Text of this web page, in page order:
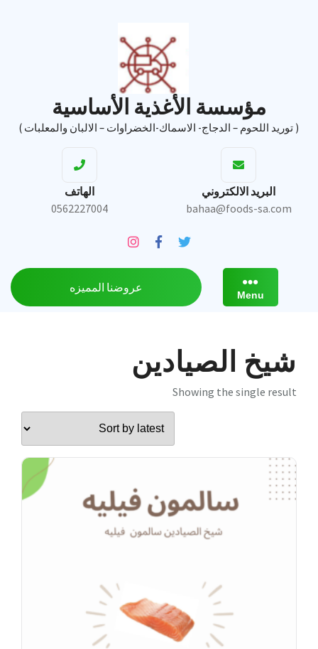
مؤسسة الأغذية الأساسية
( توريد اللحوم – الدجاج- الاسماك-الخضراوات – الالبان والمعلبات )
البريد الالكتروني
bahaa@foods-sa.com
الهاتف
0562227004
Menu
عروضنا المميزه
شيخ الصيادين
Showing the single result